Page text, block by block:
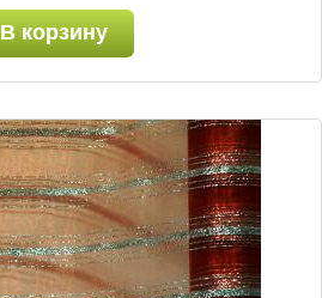
В корзину